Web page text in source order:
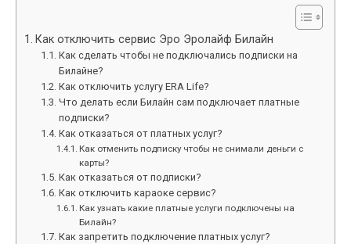
Как отключить сервис Эро Эролайф Билайн
Как сделать чтобы не подключались подписки на
Билайне?
Как отключить услугу ERA Life?
Что делать если Билайн сам подключает платные
подписки?
Как отказаться от платных услуг?
Как отменить подписку чтобы не снимали деньги с
карты?
Как отказаться от подписки?
Как отключить караоке сервис?
Как узнать какие платные услуги подключены на
Билайн?
Как запретить подключение платных услуг?